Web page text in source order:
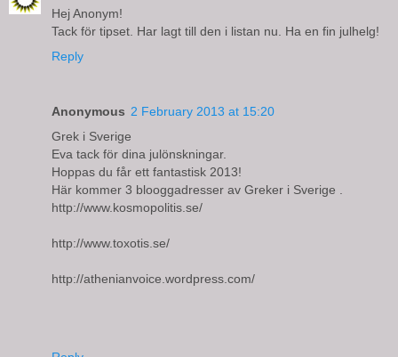
Hej Anonym!
Tack för tipset. Har lagt till den i listan nu. Ha en fin julhelg!
Reply
Anonymous 2 February 2013 at 15:20
Grek i Sverige
Eva tack för dina julönskningar.
Hoppas du får ett fantastisk 2013!
Här kommer 3 blooggadresser av Greker i Sverige .
http://www.kosmopolitis.se/
http://www.toxotis.se/
http://athenianvoice.wordpress.com/